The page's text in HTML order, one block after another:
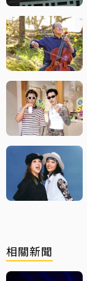
相關新聞